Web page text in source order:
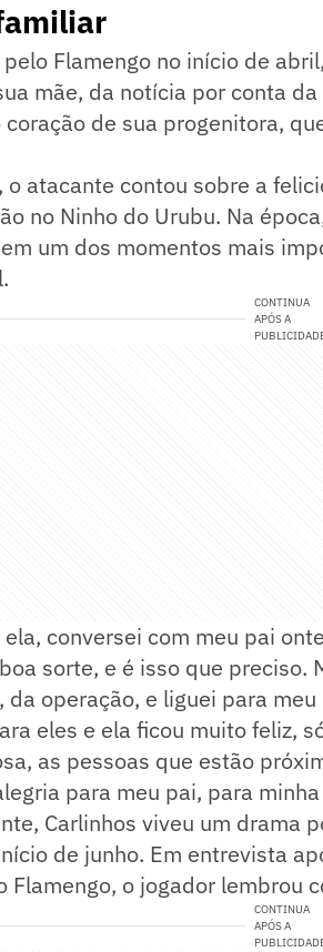
Flamengo no início de
mãe, da notícia por conta
coração de sua progenitora,
o atacante contou sobre a
no Ninho do Urubu. Na
um dos momentos mais
CONTINUA
APÓS A
conversei com meu pai
sorte, e é isso que preciso.
operação, e liguei para
eles e ela ficou muito feliz,
as pessoas que estão
para meu pai, para
Carlinhos viveu um drama
de junho. Em entrevista
Flamengo, o jogador lembrou
CONTINUA
APÓS A